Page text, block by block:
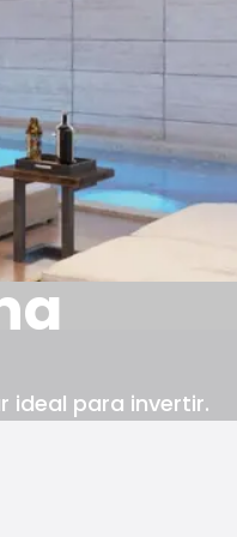
ideal para invertir.